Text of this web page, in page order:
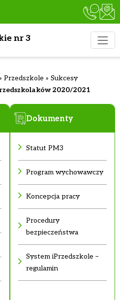
nr 3
Przedszkole » Sukcesy
2020/2021
Dokumenty
Statut PM3
Program wychowawczy
Koncepcja pracy
Procedury
bezpieczeństwa
System iPrzedszkole –
regulamin